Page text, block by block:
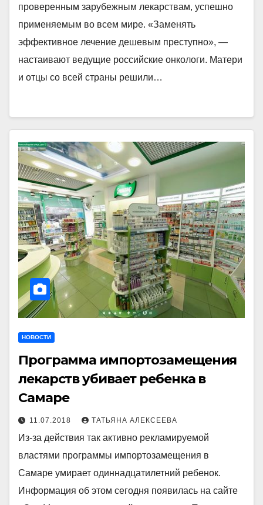
проверенным зарубежным лекарствам, успешно
применяемым во всем мире. «Заменять
эффективное лечение дешевым преступно», —
настаивают ведущие российские онкологи. Матери
и отцы со всей страны решили…
НОВОСТИ
Программа импортозамещения
лекарств убивает ребенка в
Самаре
11.07.2018 ТАТЬЯНА АЛЕКСЕЕВА
Из-за действия так активно рекламируемой
властями программы импортозамещения в
Самаре умирает одиннадцатилетний ребенок.
Информация об этом сегодня появилась на сайте